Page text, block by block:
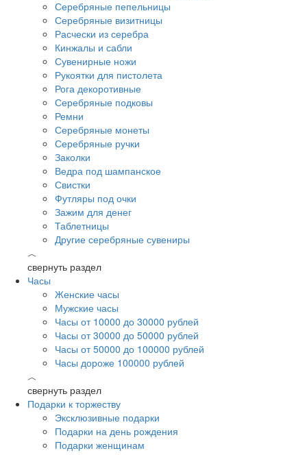
Серебряные пепельницы
Серебряные визитницы
Расчески из серебра
Кинжалы и сабли
Сувенирные ножи
Рукоятки для пистолета
Рога декоротивные
Серебряные подковы
Ремни
Серебряные монеты
Серебряные ручки
Заколки
Ведра под шампанское
Свистки
Футляры под очки
Зажим для денег
Таблетницы
Другие серебряные сувениры
︿
свернуть раздел
Часы
Женские часы
Мужские часы
Часы от 10000 до 30000 рублей
Часы от 30000 до 50000 рублей
Часы от 50000 до 100000 рублей
Часы дороже 100000 рублей
︿
свернуть раздел
Подарки к торжеству
Эксклюзивные подарки
Подарки на день рождения
Подарки женщинам